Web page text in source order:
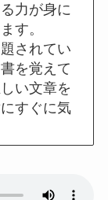
力が身に
す。
されてい
を覚えて
い文章を
すぐに気